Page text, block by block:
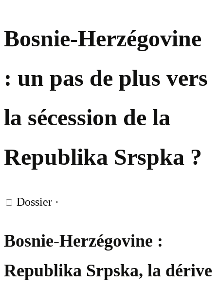
Bosnie-Herzégovine
: un pas de plus vers
la sécession de la
Republika Srspka ?
Dossier ·
Bosnie-Herzégovine :
Republika Srpska, la dérive